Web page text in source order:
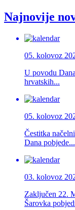
Najnovije
05. kolovoz
U povodu
hrvatskih...
05. kolovoz
Čestitka
Dana pobjede...
03. kolovoz
Zaključen 22.
Šarovka